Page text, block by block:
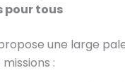
pour tous
une large
: